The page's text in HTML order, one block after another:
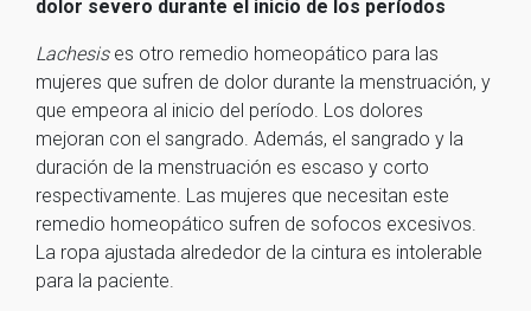
dolor severo durante el inicio de los períodos
Lachesises otro remedio homeopático para las
mujeres que sufren de dolor durante la menstruación, y
que empeora al inicio del período. Los dolores
mejoran con el sangrado. Además, el sangrado y la
duración de la menstruación es escaso y corto
respectivamente. Las mujeres que necesitan este
remedio homeopático sufren de sofocos excesivos.
La ropa ajustada alrededor de la cintura es intolerable
para la paciente.